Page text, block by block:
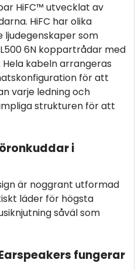
HiFC™ utvecklat av
HiFC har olika
ljudegenskaper som
6N koppartrådar med
Hela kabeln arrangeras
för att
varje ledning och
strukturen för att
i
är noggrant utformad
läder för högsta
såväl som
fungerar